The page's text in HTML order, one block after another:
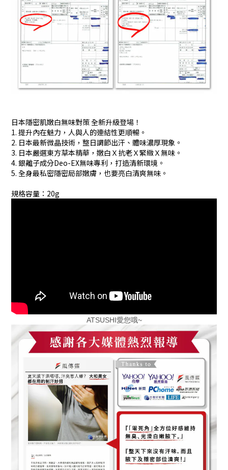
日本隱密肌嫩白無味對策 全新升級登場！
1. 提升內在魅力，人與人的連結性更順暢。
2. 日本最新微晶技術，整日調節出汗、體味濃厚現象。
3. 日本嚴選東方草本精華，嫩白Ｘ抗老Ｘ緊緻Ｘ無味。
4. 銀離子成分Deo-EX無味專利，打造清新環境。
5. 全身最私密隱密局部嫩膚，也要亮白清爽無味。
規格容量：20g
ATSUSHI愛您哦~